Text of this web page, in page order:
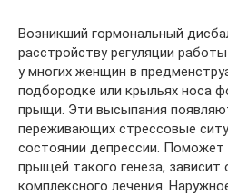
Возникший гормональный
расстройству регуляции
у многих женщин в
подбородке или крыльях носа
прыщи. Эти высыпания
переживающих стрессовые
состоянии депрессии.
прыщей такого генеза, зависит
комплексного лечения.